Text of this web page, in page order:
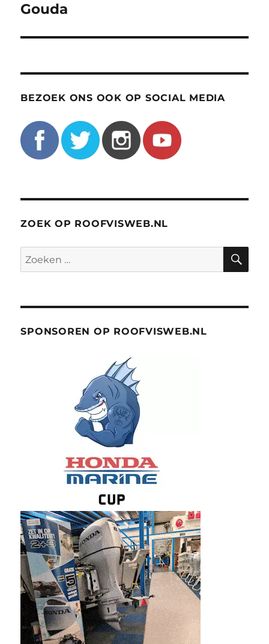
bericht:
Gouda
BEZOEK ONS OOK OP SOCIAL MEDIA
ZOEK OP ROOFVISWEB.NL
Zoeken
naar:
SPONSOREN OP ROOFVISWEB.NL